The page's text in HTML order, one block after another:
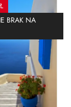
BRAK NA